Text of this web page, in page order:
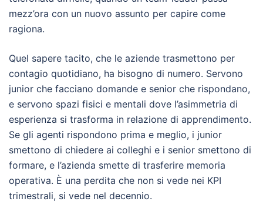
mezz’ora con un nuovo assunto per capire come
ragiona.
Quel sapere tacito, che le aziende trasmettono per
contagio quotidiano, ha bisogno di numero. Servono
junior che facciano domande e senior che rispondano,
e servono spazi fisici e mentali dove l’asimmetria di
esperienza si trasforma in relazione di apprendimento.
Se gli agenti rispondono prima e meglio, i junior
smettono di chiedere ai colleghi e i senior smettono di
formare, e l’azienda smette di trasferire memoria
operativa. È una perdita che non si vede nei KPI
trimestrali, si vede nel decennio.